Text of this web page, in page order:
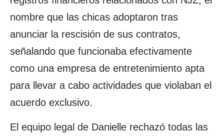
nombre que las chicas adoptaron tras
anunciar la rescisión de sus contratos,
señalando que funcionaba efectivamente
como una empresa de entretenimiento apta
para llevar a cabo actividades que violaban el
acuerdo exclusivo.
El equipo legal de Danielle rechazó todas las